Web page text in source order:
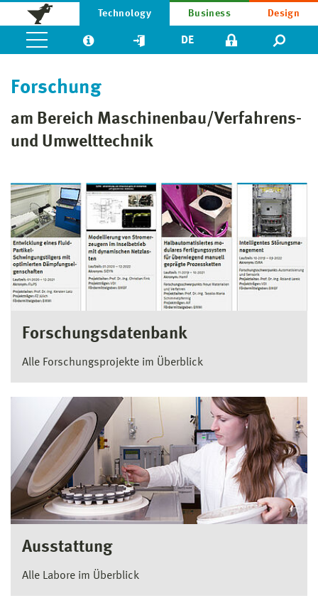
Technology Business Design
DE
Forschung
am Bereich Maschinenbau/Verfahrens-
und Umwelttechnik
Forschungsdatenbank
Alle Forschungsprojekte im Überblick
Ausstattung
Alle Labore im Überblick